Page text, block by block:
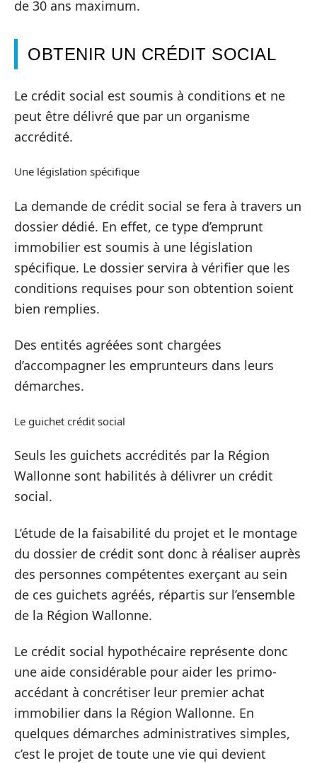
de 30 ans maximum.
OBTENIR UN CRÉDIT SOCIAL
Le crédit social est soumis à conditions et ne
peut être délivré que par un organisme
accrédité.
Une législation spécifique
La demande de crédit social se fera à travers un
dossier dédié. En effet, ce type d’emprunt
immobilier est soumis à une législation
spécifique. Le dossier servira à vérifier que les
conditions requises pour son obtention soient
bien remplies.
Des entités agréées sont chargées
d’accompagner les emprunteurs dans leurs
démarches.
Le guichet crédit social
Seuls les guichets accrédités par la Région
Wallonne sont habilités à délivrer un crédit
social.
L’étude de la faisabilité du projet et le montage
du dossier de crédit sont donc à réaliser auprès
des personnes compétentes exerçant au sein
de ces guichets agréés, répartis sur l’ensemble
de la Région Wallonne.
Le crédit social hypothécaire représente donc
une aide considérable pour aider les primo-
accédant à concrétiser leur premier achat
immobilier dans la Région Wallonne. En
quelques démarches administratives simples,
c’est le projet de toute une vie qui devient